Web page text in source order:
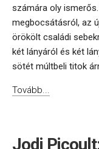
számára oly
megbocsátásról, az
örökölt családi
két lányáról és két
sötét múltbeli titok
Tovább...
Jodi